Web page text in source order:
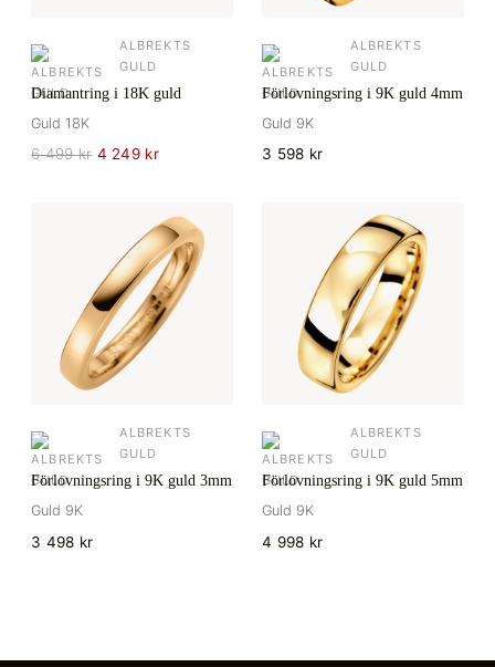
ALBREKTS
GULD
Diamantring i 18K guld
Guld 18K
6 499 kr 4 249 kr
ALBREKTS
GULD
Förlovningsring i 9K guld 4mm
Guld 9K
3 598 kr
ALBREKTS
GULD
Förlovningsring i 9K guld 3mm
Guld 9K
3 498 kr
ALBREKTS
GULD
Förlovningsring i 9K guld 5mm
Guld 9K
4 998 kr